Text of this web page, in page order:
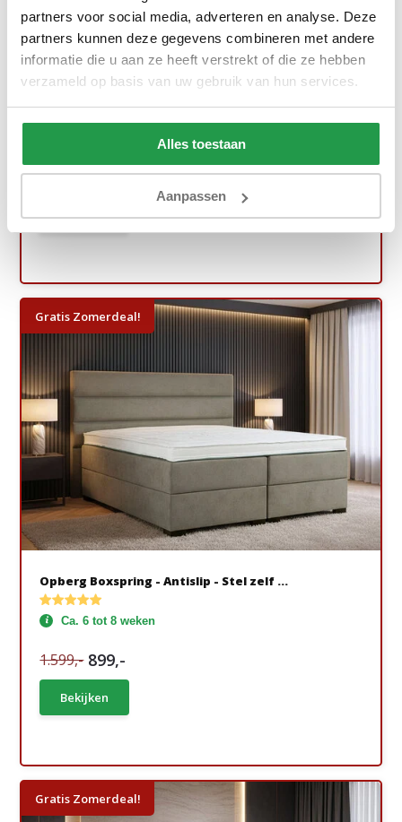
partners voor social media, adverteren en analyse. Deze
partners kunnen deze gegevens combineren met andere
informatie die u aan ze heeft verstrekt of die ze hebben
verzameld op basis van uw gebruik van hun services.
Alles toestaan
Aanpassen
1.099,- 669,-
Bekijken
Gratis Zomerdeal!
Opberg Boxspring - Antislip - Stel zelf ...
Ca. 6 tot 8 weken
1.599,- 899,-
Bekijken
Gratis Zomerdeal!